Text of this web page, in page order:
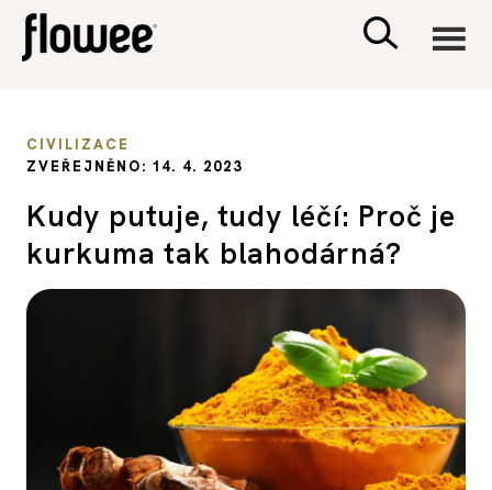
PSYCHOLOGIE
SEX A VZTAHY
PORADNA
CIVILIZACE
ZVEŘEJNĚNO: 14. 4. 2023
Kudy putuje, tudy léčí: Proč je
kurkuma tak blahodárná?